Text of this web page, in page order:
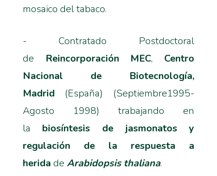
mosaico del tabaco.
- Contratado Postdoctoral
de Reincorporación MEC, Centro
Nacional de Biotecnología,
Madrid (España) (Septiembre1995-
Agosto 1998) trabajando en
la biosíntesis de jasmonatos y
regulación de la respuesta a
herida de Arabidopsis thaliana.